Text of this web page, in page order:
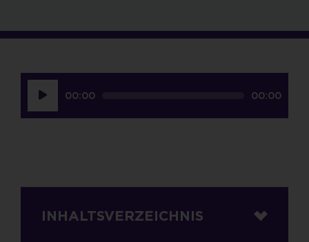
Audio-
Player
00:00 00:00
INHALTSVERZEICHNIS